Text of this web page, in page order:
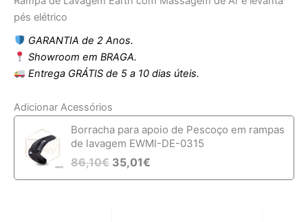
pés elétrico
GARANTIA de 2 Anos.
Showroom em BRAGA.
Entrega GRÁTIS de 5 a 10 dias úteis.
Adicionar Acessórios
Borracha para apoio de Pescoço em rampas
de lavagem EWMI-DE-0315
86,10€ 35,01€